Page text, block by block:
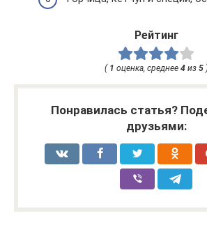
Рейтинг
( 1 оценка, среднее 4из 5
Понравилась статья?
друзьями: